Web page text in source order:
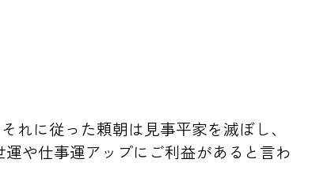
に従った頼朝は見事平家を滅ぼし、
や仕事運アップにご利益があると言わ